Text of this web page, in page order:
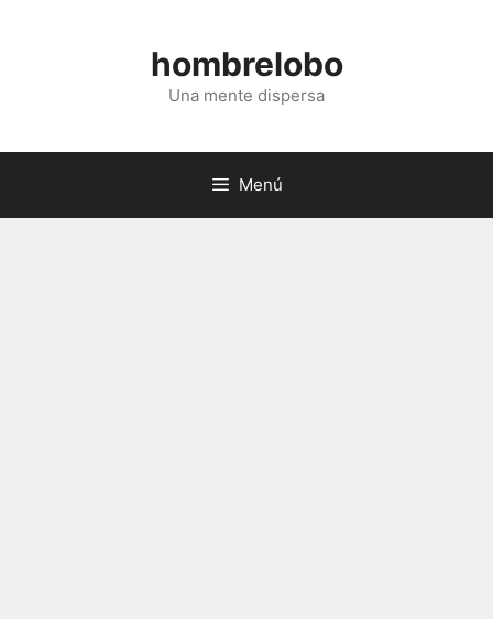
hombrelobo
Una mente dispersa
Menú